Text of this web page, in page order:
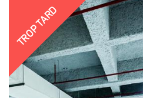
TROP TARD